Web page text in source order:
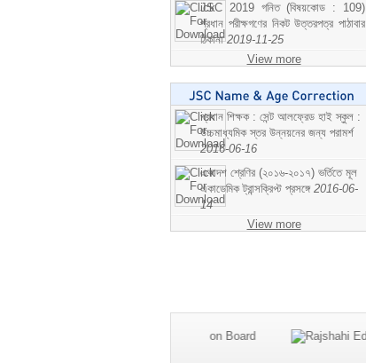
JSC 2019 গনিত (বিষয়কোড : 109)
প্রধান পরীক্ষগণের নিকট উত্তরপত্র পাঠাবার
ঠিকানা2019-11-25
View more
প্রধান শিক্ষক : সেন্ট আলফ্রেড হাই স্কুল :
উচ্চমাধ্যমিক স্তর উন্নয়নের জন্য পরামর্শ
2016-06-16
একাদশ শ্রেণির (২০১৬-২০১৭) ভর্তিতে মূল
একাডেমিক ট্রান্সক্রিপ্ট প্রসঙ্গে 2016-06-
14
View more